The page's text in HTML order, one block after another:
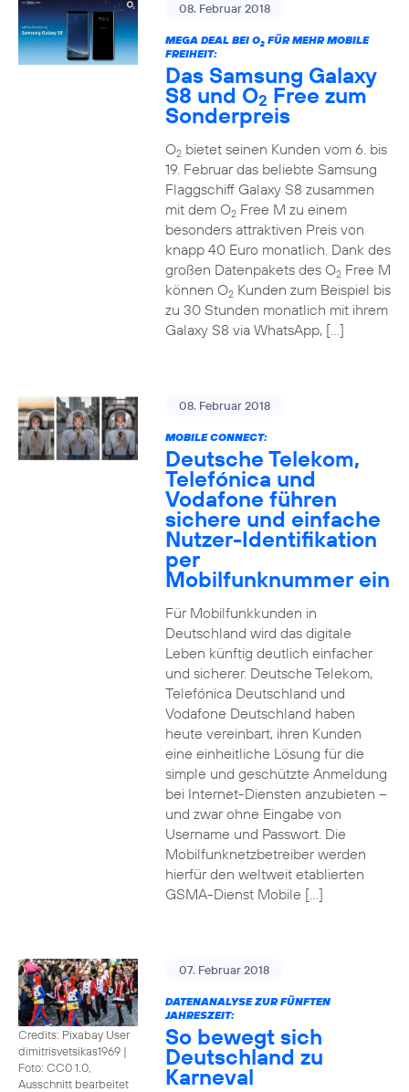
08. Februar 2018
MEGA DEAL BEI O2FÜR MEHR MOBILE
FREIHEIT:
Das Samsung Galaxy
S8 und O2 Free zum
Sonderpreis
O2bietet seinen Kunden vom 6. bis
19. Februar das beliebte Samsung
Flaggschiff Galaxy S8 zusammen
mit dem O2Free M zu einem
besonders attraktiven Preis von
knapp 40 Euro monatlich. Dank des
großen Datenpakets des O2Free M
können O2Kunden zum Beispiel bis
zu 30 Stunden monatlich mit ihrem
Galaxy S8 via WhatsApp, […]
08. Februar 2018
MOBILE CONNECT:
Deutsche Telekom,
Telefónica und
Vodafone führen
sichere und einfache
Nutzer-Identifikation
per
Mobilfunknummer ein
Für Mobilfunkkunden in
Deutschland wird das digitale
Leben künftig deutlich einfacher
und sicherer. Deutsche Telekom,
Telefónica Deutschland und
Vodafone Deutschland haben
heute vereinbart, ihren Kunden
eine einheitliche Lösung für die
simple und geschützte Anmeldung
bei Internet-Diensten anzubieten –
und zwar ohne Eingabe von
Username und Passwort. Die
Mobilfunknetzbetreiber werden
hierfür den weltweit etablierten
GSMA-Dienst Mobile […]
Credits: Pixabay User
dimitrisvetsikas1969 |
Foto: CC0 1.0,
Ausschnitt bearbeitet
07. Februar 2018
DATENANALYSE ZUR FÜNFTEN
JAHRESZEIT:
So bewegt sich
Deutschland zu
Karneval